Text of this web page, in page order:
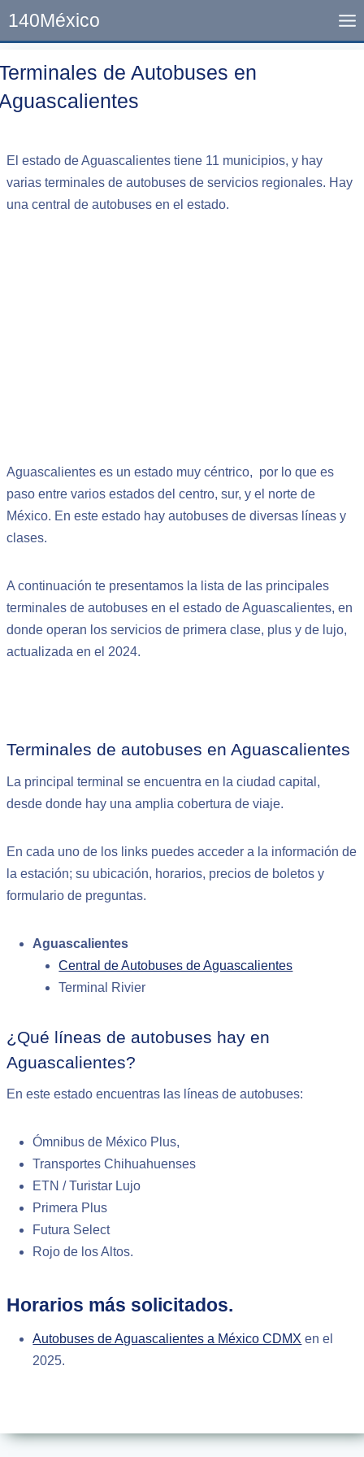
140México
de Autobuses en
El estado de Aguascalientes tiene 11 municipios, y hay
varias terminales de autobuses de servicios regionales. Hay
una central de autobuses en el estado.
Aguascalientes es un estado muy céntrico, por lo que es
paso entre varios estados del centro, sur, y el norte de
México. En este estado hay autobuses de diversas líneas y
clases.
A continuación te presentamos la lista de las principales
terminales de autobuses en el estado de Aguascalientes, en
donde operan los servicios de primera clase, plus y de lujo,
actualizada en el 2024.
Terminales de autobuses en Aguascalientes
La principal terminal se encuentra en la ciudad capital,
desde donde hay una amplia cobertura de viaje.
En cada uno de los links puedes acceder a la información de
la estación; su ubicación, horarios, precios de boletos y
formulario de preguntas.
Aguascalientes
Central de Autobuses de Aguascalientes
Terminal Rivier
¿Qué líneas de autobuses hay en
Aguascalientes?
En este estado encuentras las líneas de autobuses:
Ómnibus de México Plus,
Transportes Chihuahuenses
ETN / Turistar Lujo
Primera Plus
Futura Select
Rojo de los Altos.
Horarios más solicitados.
Autobuses de Aguascalientes a México CDMX en el
2025.